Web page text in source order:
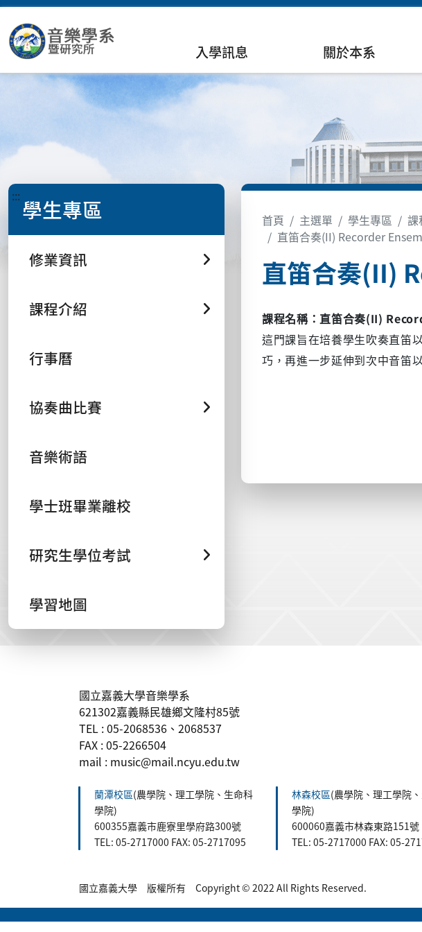
入學訊息 關於本系
::: 學生專區
修業資訊
課程介紹
行事曆
協奏曲比賽
音樂術語
學士班畢業離校
研究生學位考試
學習地圖
首頁 主選單 學生專區 課
直笛合奏(II) Recorder
直笛合奏(II)
課程名稱：直笛合奏(II)
這門課旨在培養學生吹奏直笛
巧，再進一步延伸到次中音笛
國立嘉義大學音樂學系
621302嘉義縣民雄鄉文隆村85號
TEL : 05-2068536、2068537
FAX : 05-2266504
mail : music@mail.ncyu.edu.tw
蘭潭校區(農學院、理工學院、生命科
學院)
600355嘉義市鹿寮里學府路300號
TEL: 05-2717000 FAX: 05-2717095
林森校區(農學院、理工學院
學院)
600060嘉義市林森東路151號
TEL: 05-2717000 FAX: 05-
國立嘉義大學 版權所有 Copyright © 2022 All Rights Reserved.